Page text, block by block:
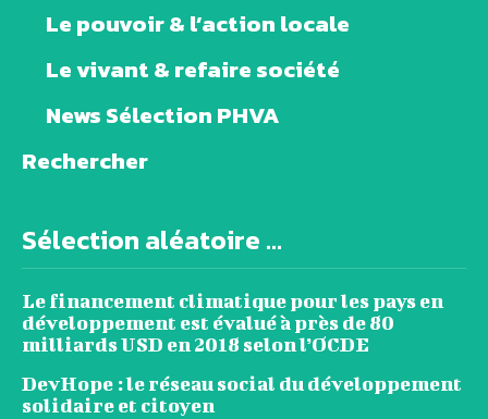
Le pouvoir & l’action locale
Le vivant & refaire société
News Sélection PHVA
Rechercher
Sélection aléatoire ...
Le financement climatique pour les pays en
développement est évalué à près de 80
milliards USD en 2018 selon l’OCDE
DevHope : le réseau social du développement
solidaire et citoyen